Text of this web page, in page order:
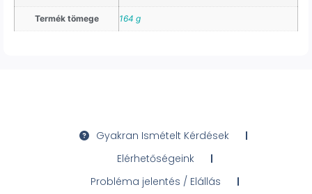
Termék tömege 164 g
Gyakran Ismételt Kérdések
Elérhetőségeink
Probléma jelentés / Elállás